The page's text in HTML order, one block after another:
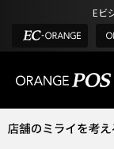
Eビ
03-
電話受付：平